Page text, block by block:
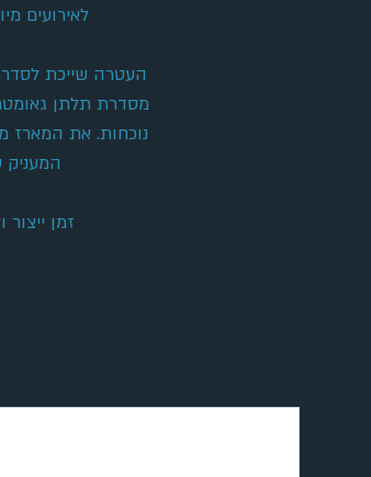
לאירועים
העטרה שייכת
מסדרת תלתן
נוכחות. את המארז
המעניק
זמן ייצור